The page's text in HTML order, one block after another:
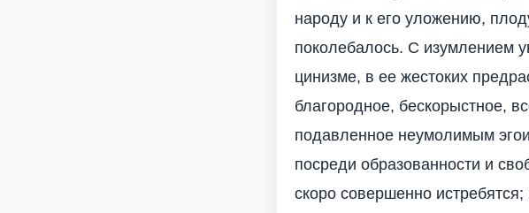
народу и к его уложению,
поколебалось. С изумлением
цинизме, в ее жестоких
благородное, бескорыстное,
подавленное неумолимым
посреди образованности и
скоро совершенно